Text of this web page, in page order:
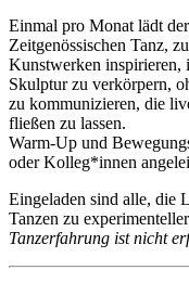
Einmal pro Monat lädt
Zeitgenössischen Tanz,
Kunstwerken inspirieren,
Skulptur zu verkörpern,
zu kommunizieren, die
fließen zu lassen.
Warm-Up und
oder Kolleg*innen
Eingeladen sind alle, die
Tanzen zu
Tanzerfahrung ist nicht